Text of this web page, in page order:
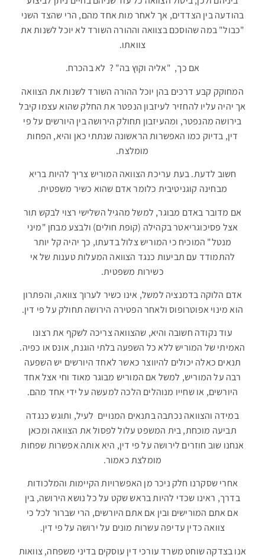
בהודעה בין הצדדים, אך לאחר מות אחד מהם, הרי שהצד השני
"כבול" במה שהוסכם בצוואה וההורה השורד לא יוכל לשנות את
צוואתו.
אם כך, "אליה וקוץ בה" ? לא בהכרח.
המחוקק קבע דרכים בהן יוכל ההורה השורד לשנות את הצוואה
אך יהיה עליו להחזיר לעיזבון הנפטר את החלק שהוא עצמו קיבל
בירושה מהנפטר, ומהעיזבון תחולק הירושה בין היורשים על פי
דין, בדיוק כמו האפשרות הראשונה שנתתי כאן והיא, הפחות
מומלצת.
חשוב לדעת. בעת עריכת הצוואה המוריש צריך להיות בריא
מבחינה קוגניטיבית כלומר אדם שהוא כשיר משפטית.
אם מדובר באדם מבוגר, למשל מהגיל השלישי רצוי לבקש תור
אצל פסיכוגריאטר בקהילה (קופת חולים) ולבצע מבחן "מיני
מנטל" המוכיח כי המוריש צלול בדעתו, כך יהיה קל יותר
להתמודד עם תביעות כנגד הצוואה המעלות טענות של אי
כשירות משפטית.
אדם הלוקה בדמנציה למשל, אינו כשיר לערוך צוואה, והפתרון
הוא מינוי אפוטרופוס ולאחר הפטירה הירושה תחולק על פי דין.
עוד נקודה חשובה והיא, שהצוואה צריכה לשקף את רצונו
האמיתי של המוריש ללא כל השפעה בלתי הוגנת, אונס או כפיה.
תנאים כאלה יכולים להיווצר כאשר לאחד היורשים יש השפעה
רבה על המוריש, למשל אם המוריש מבוגר מאוד וחי אצל אחד
היורשים, או שחייו מנוהלים הלכה למעשה על ידי אחד מהם.
במידה והצוואה נכתבה בתנאים המנויים לעיל, ותוגש כנגדה
תביעה מוכחת, בית המשפט עלול לפסול את הצוואה ומכאן
אנחנו שוב חוזרים לירושה על פי דין, היא אותה אפשרות שפחות
מומלצת כאמור.
אחרי שסקרנו חלק ניכר מן האפשרויות הקיימות והמלכודות
בדרך, ראינו שכדי להיות בראש שקט על כל נושא הירושה, בין
אם אתם המורישים ובין אם אתם היורשים, הרי שברור לכל כי
צוואה כדין עדיפה עשרות מונים על ירושה על פי דין.
אנו בצדקה שוחט משרד עורכי דין עוסקים בדיני משפחה, צוואות